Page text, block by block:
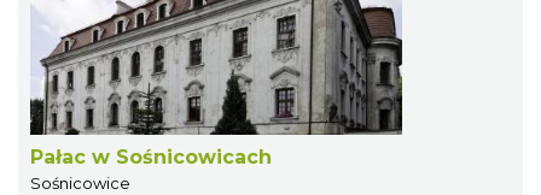
Pałac w Sośnicowicach
Sośnicowice